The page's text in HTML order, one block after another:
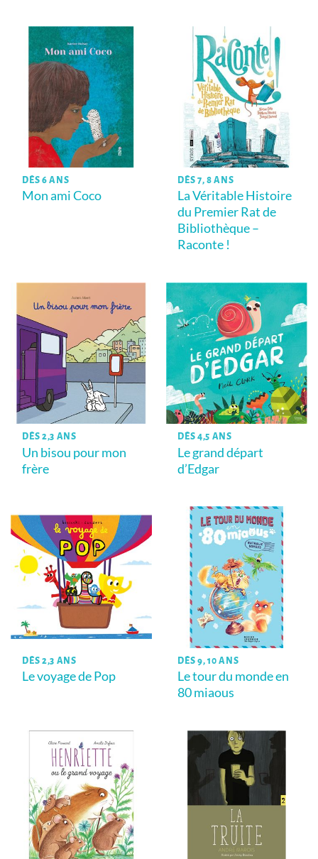
DÈS 6 ANS
Mon ami Coco
DÈS 7, 8 ANS
La Véritable Histoire
du Premier Rat de
Bibliothèque –
Raconte !
DÈS 2,3 ANS
Un bisou pour mon
frère
DÈS 4,5 ANS
Le grand départ
d’Edgar
DÈS 2,3 ANS
Le voyage de Pop
DÈS 9, 10 ANS
Le tour du monde en
80 miaous